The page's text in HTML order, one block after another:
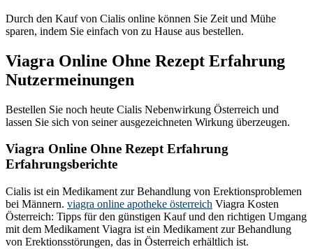
Durch den Kauf von Cialis online können Sie Zeit und Mühe
sparen, indem Sie einfach von zu Hause aus bestellen.
Viagra Online Ohne Rezept Erfahrung
Nutzermeinungen
Bestellen Sie noch heute Cialis Nebenwirkung Österreich und
lassen Sie sich von seiner ausgezeichneten Wirkung überzeugen.
Viagra Online Ohne Rezept Erfahrung
Erfahrungsberichte
Cialis ist ein Medikament zur Behandlung von Erektionsproblemen
bei Männern. viagra online apotheke österreich Viagra Kosten
Österreich: Tipps für den günstigen Kauf und den richtigen Umgang
mit dem Medikament Viagra ist ein Medikament zur Behandlung
von Erektionsstörungen, das in Österreich erhältlich ist.